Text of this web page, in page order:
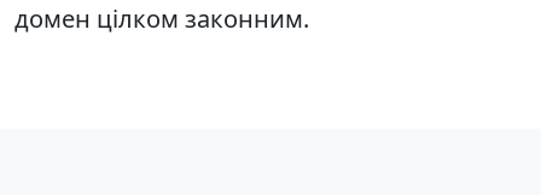
домен цілком законним.